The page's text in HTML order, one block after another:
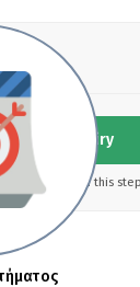
Send an inquiry
charged in this step